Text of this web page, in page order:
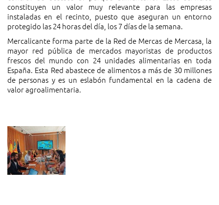
constituyen un valor muy relevante para las empresas
instaladas en el recinto, puesto que aseguran un entorno
protegido las 24 horas del día, los 7 días de la semana.
Mercalicante forma parte de la Red de Mercas de Mercasa, la
mayor red pública de mercados mayoristas de productos
frescos del mundo con 24 unidades alimentarias en toda
España. Esta Red abastece de alimentos a más de 30 millones
de personas y es un eslabón fundamental en la cadena de
valor agroalimentaria.